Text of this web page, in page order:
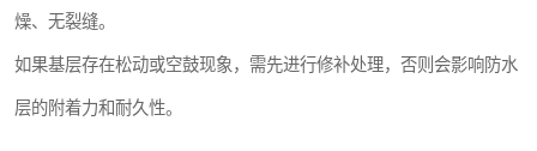
燥、无裂缝。
如果基层存在松动或空鼓现象，需先进行修补处理，否则会影响防水
层的附着力和耐久性。